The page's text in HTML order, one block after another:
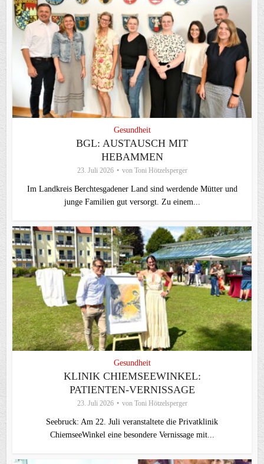
Gesundheit
BGL: AUSTAUSCH MIT
HEBAMMEN
23. Juli 2026 von Toni Hötzelsperger
Im Landkreis Berchtesgadener Land sind werdende Mütter und
junge Familien gut versorgt. Zu einem...
Gesundheit
KLINIK CHIEMSEEWINKEL:
PATIENTEN-VERNISSAGE
23. Juli 2026 von Toni Hötzelsperger
Seebruck: Am 22. Juli veranstaltete die Privatklinik
ChiemseeWinkel eine besondere Vernissage mit...